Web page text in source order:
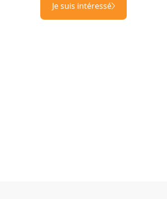
Je suis intéressé